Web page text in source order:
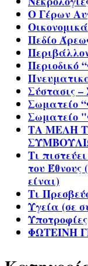
Ο Γέρων
Οικονομικά
Πεδίο
Περιοδικό
Σύστασις
Σωματείο
Σωματείο
ΤΑ ΜΕΛΗ
Τι
του Έθνους
είναι)
Τι
Υγεία (σε
Υποτροφίες
ΦΩΤΕΙΝΗ